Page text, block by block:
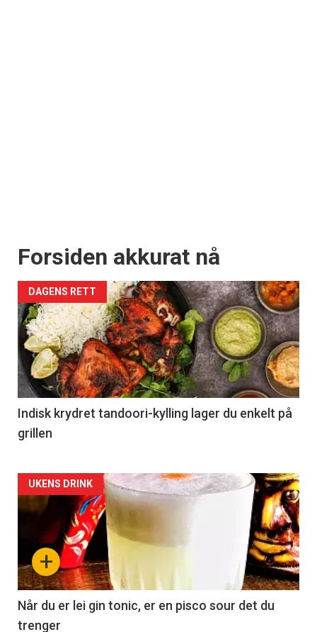
Forsiden akkurat nå
DAGENS RETT
Indisk krydret tandoori-kylling lager du enkelt på
grillen
Forsiden
akkurat
nå
-
2
+
UKENS DRINK
Når du er lei gin tonic, er en pisco sour det du
trenger